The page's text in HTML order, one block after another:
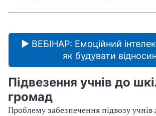
▶ ВЕБІНАР: Емоційний
як будувати
Підвезення учнів до
громад
Проблему забезпечення підвозу учнів